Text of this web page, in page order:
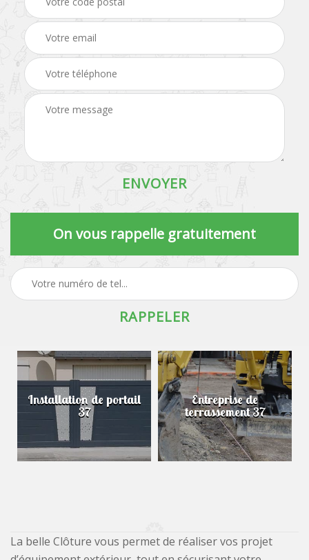
On vous rappelle gratuitement
Installation de portail
37
Entreprise de
terrassement 37
La belle Clôture vous permet de réaliser vos projet